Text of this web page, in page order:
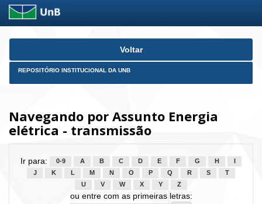
Skip
Voltar
REPOSITÓRIO INSTITUCIONAL DA UNB
Navegando por Assunto Energia
elétrica - transmissão
Ir para: 0-9 A B C D E F G H
J
K L M N O P Q R S
T
U
V W X Y Z
ou entre com as primeiras letras: